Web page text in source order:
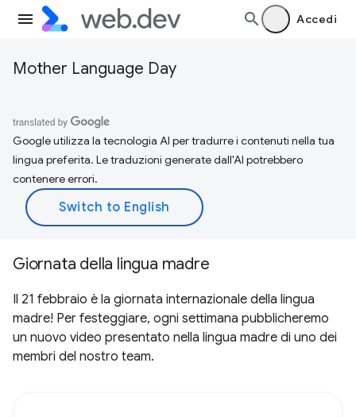
Accedi
Mother Language Day
Google utilizza la tecnologia AI per tradurre i contenuti nella tua
lingua preferita. Le traduzioni generate dall'AI potrebbero
contenere errori.
Giornata della lingua madre
Il 21 febbraio è la giornata internazionale della lingua
madre! Per festeggiare, ogni settimana pubblicheremo
un nuovo video presentato nella lingua madre di uno dei
membri del nostro team.